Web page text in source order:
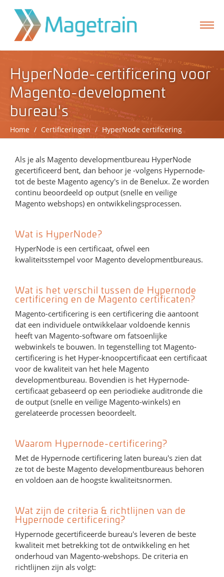
HyperNode-certificering voor
Magento-development
bureau's
Home / Certificeringen / HyperNode certificering
formulier
Als je als Magento developmentbureau HyperNode
gecertificeerd bent, dan behoor je -volgens Hypernode-
tot de beste Magento agency's in de Benelux. Ze worden
continu beoordeeld op output (snelle en veilige
Magento webshops) en ontwikkelingsprocessen.
Wat is HyperNode?
HyperNode is een certificaat, ofwel een
kwaliteitsstempel voor Magento developmentbureaus.
Wat is het verschil tussen de Hypernode
certificering en de Magento certificaten?
Magento-certificering is een certificering die aantoont
dat een individuele ontwikkelaar voldoende kennis
heeft van Magento-software om fatsoenlijke
webwinkels te bouwen. In tegenstelling tot Magento-
certificering is het Hyper-knoopcertificaat een certificaat
voor de kwaliteit van het hele Magento
developmentbureau. Bovendien is het Hypernode-
certificaat gebaseerd op een periodieke auditronde die
de output (snelle en veilige Magento-winkels) en
gerelateerde processen beoordeelt.
Waarom Hypernode-certificering?
Met de Hypernode certificering laten bureau's zien dat
ze tot de beste Magento developmentbureaus behoren
en voldoen aan de hoogste kwaliteitsnormen.
Wat zijn de criteria & richtlijnen van de
Hypernode certificering?
Hypernode gecertificeerde bureau's leveren de beste
kwaliteit met betrekking tot de ontwikkeling en het
onderhoud van Magento-webshops. De criteria en
richtlijnen zijn als volgt: